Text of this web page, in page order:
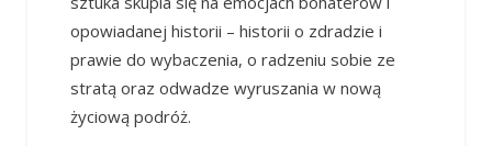
opowiadanej historii – historii o zdradzie i
prawie do wybaczenia, o radzeniu sobie ze
stratą oraz odwadze wyruszania w nową
życiową podróż.